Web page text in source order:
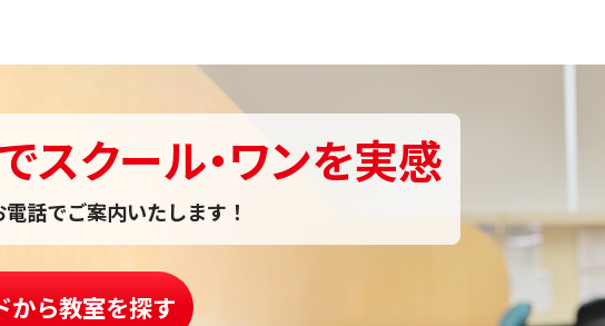
スクール・ワンを実感
話でご案内いたします！
から教室を探す